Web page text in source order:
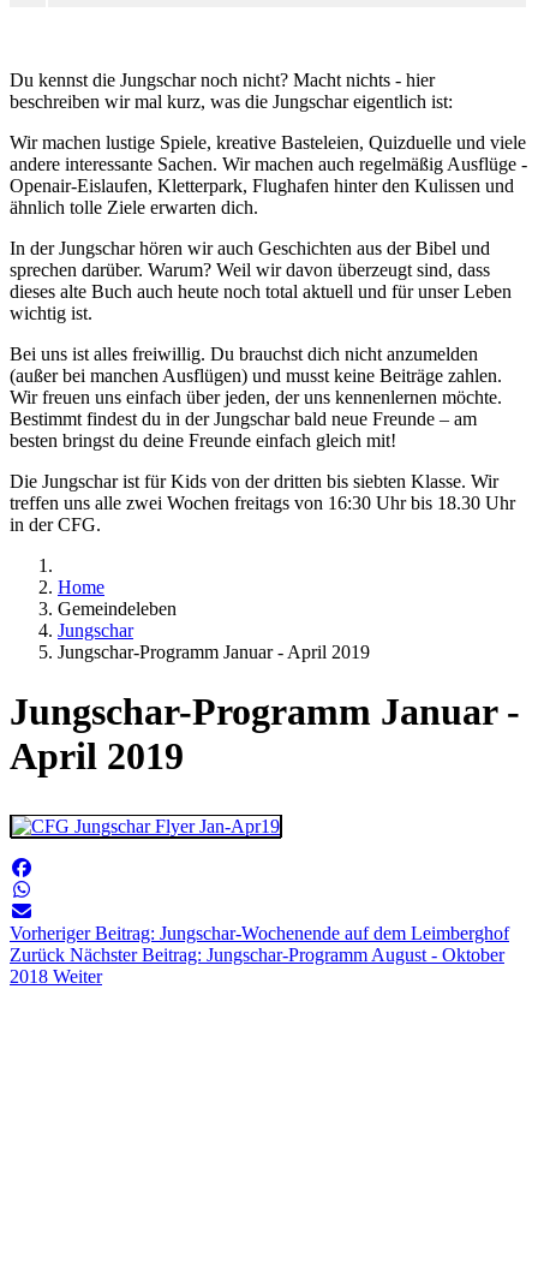
Du kennst die Jungschar noch nicht? Macht nichts - hier
beschreiben wir mal kurz, was die Jungschar eigentlich ist:
Wir machen lustige Spiele, kreative Basteleien, Quizduelle und viele
andere interessante Sachen. Wir machen auch regelmäßig Ausflüge -
Openair-Eislaufen, Kletterpark, Flughafen hinter den Kulissen und
ähnlich tolle Ziele erwarten dich.
In der Jungschar hören wir auch Geschichten aus der Bibel und
sprechen darüber. Warum? Weil wir davon überzeugt sind, dass
dieses alte Buch auch heute noch total aktuell und für unser Leben
wichtig ist.
Bei uns ist alles freiwillig. Du brauchst dich nicht anzumelden
(außer bei manchen Ausflügen) und musst keine Beiträge zahlen.
Wir freuen uns einfach über jeden, der uns kennenlernen möchte.
Bestimmt findest du in der Jungschar bald neue Freunde – am
besten bringst du deine Freunde einfach gleich mit!
Die Jungschar ist für Kids von der dritten bis siebten Klasse. Wir
treffen uns alle zwei Wochen freitags von 16:30 Uhr bis 18.30 Uhr
in der CFG.
Home
Gemeindeleben
Jungschar
Jungschar-Programm Januar - April 2019
Jungschar-Programm Januar -
April 2019
Vorheriger Beitrag: Jungschar-Wochenende auf dem Leimberghof
Zurück Nächster Beitrag: Jungschar-Programm August - Oktober
2018 Weiter